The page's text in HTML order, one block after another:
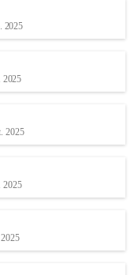
Verbesserung der
FF
2025
2025
2025
2025